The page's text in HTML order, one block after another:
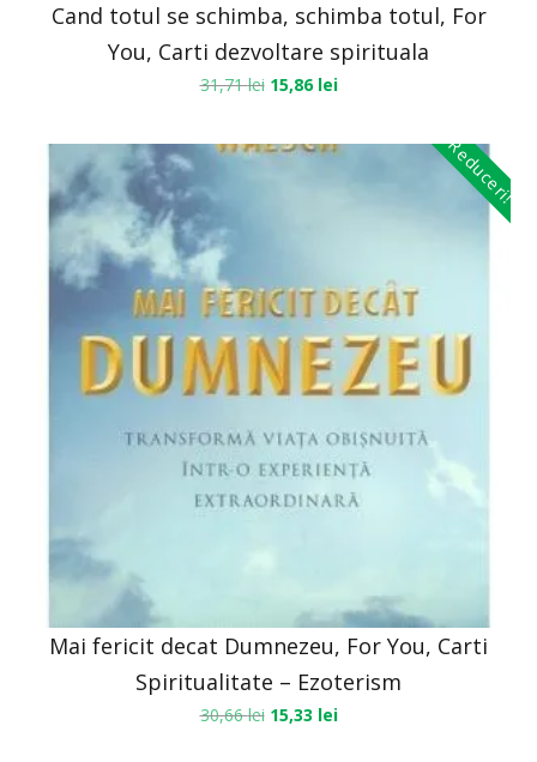
Cand totul se schimba, schimba totul, For
You, Carti dezvoltare spirituala
31,71lei 15,86 lei
Reduceri!
Mai fericit decat Dumnezeu, For You, Carti
Spiritualitate – Ezoterism
30,66lei 15,33 lei